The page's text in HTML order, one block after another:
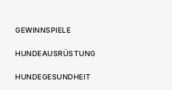
GEWINNSPIELE
HUNDEAUSRÜSTUNG
HUNDEGESUNDHEIT